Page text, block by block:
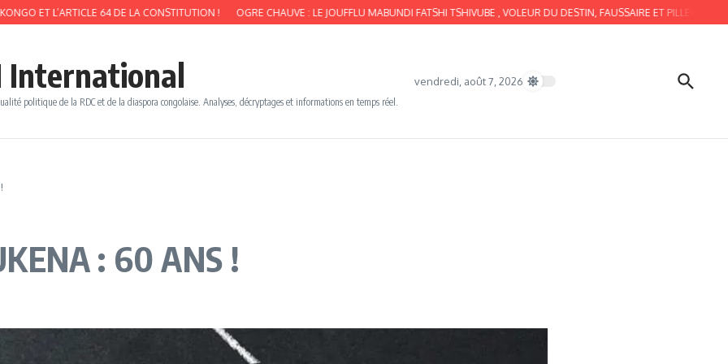
L’ARTICLE 64 DE LA CONSTITUTION ! OGRE CHAUVE : LE JOUFFLU MABUNDI FATSHI TSHIVUBE , VOLEUR DU DESTIN, FAUSSAIRE ET PILLEUR, EST
International
politique de la RDC et de la diaspora congolaise. Analyses, décryptages et informations en temps réel.
vendredi, août 7, 2026
: 60 ANS !